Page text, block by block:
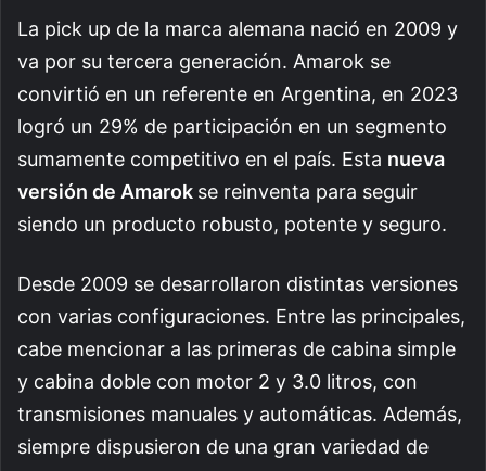
La pick up de la marca alemana nació en 2009 y
va por su tercera generación. Amarok se
convirtió en un referente en Argentina, en 2023
logró un 29% de participación en un segmento
sumamente competitivo en el país. Esta nueva
versión de Amarok se reinventa para seguir
siendo un producto robusto, potente y seguro.
Desde 2009 se desarrollaron distintas versiones
con varias configuraciones. Entre las principales,
cabe mencionar a las primeras de cabina simple
y cabina doble con motor 2 y 3.0 litros, con
transmisiones manuales y automáticas. Además,
siempre dispusieron de una gran variedad de